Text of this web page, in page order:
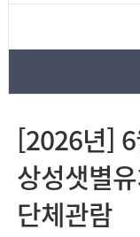
[2026년]
상성샛별
단체관람